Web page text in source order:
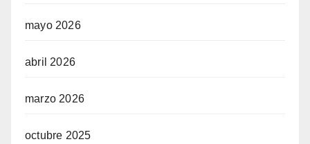
mayo 2026
abril 2026
marzo 2026
octubre 2025